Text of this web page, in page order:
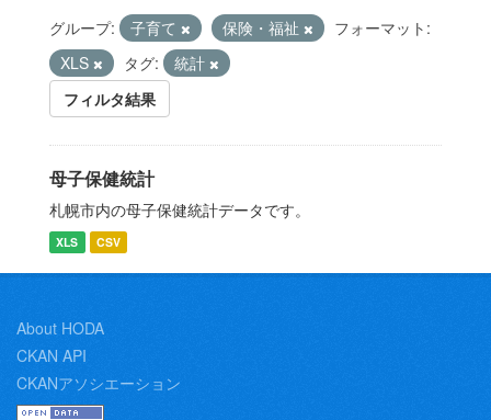
グループ: 子育て 保険・福祉
フォーマット:
XLS
タグ:
統計
フィルタ結果
母子保健統計
札幌市内の母子保健統計データです。
XLS CSV
About HODA
CKAN API
CKANアソシエーション